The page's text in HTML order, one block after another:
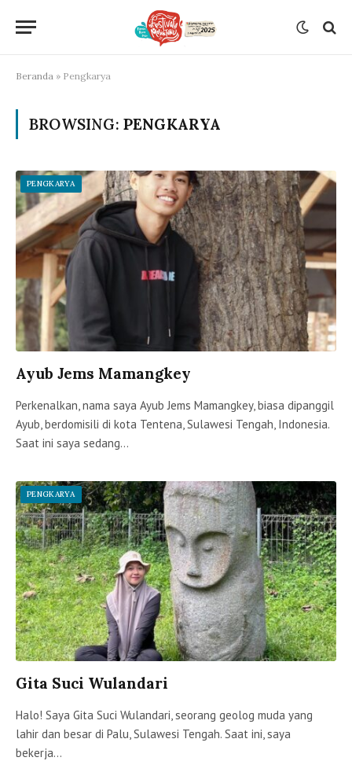
Beranda » Pengkarya
BROWSING: PENGKARYA
PENGKARYA
Ayub Jems Mamangkey
Perkenalkan, nama saya Ayub Jems Mamangkey, biasa dipanggil
Ayub, berdomisili di kota Tentena, Sulawesi Tengah, Indonesia.
Saat ini saya sedang…
PENGKARYA
Gita Suci Wulandari
Halo! Saya Gita Suci Wulandari, seorang geolog muda yang
lahir dan besar di Palu, Sulawesi Tengah. Saat ini, saya
bekerja…